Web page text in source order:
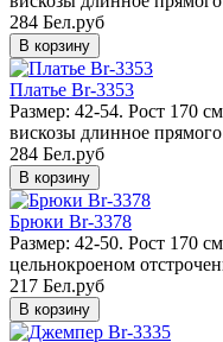
284 Бел.руб
Платье Br-3353
Размер: 42-54. Рост 170
вискозы длинное прямого
284 Бел.руб
Брюки Br-3378
Размер: 42-50. Рост 170
цельнокроеном
217 Бел.руб